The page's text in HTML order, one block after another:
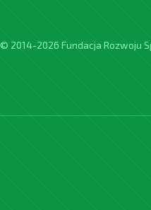
© 2014-2026 Fundacja Rozwoju